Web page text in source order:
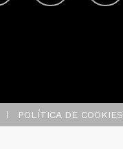
POLÍTICA DE COOKIES